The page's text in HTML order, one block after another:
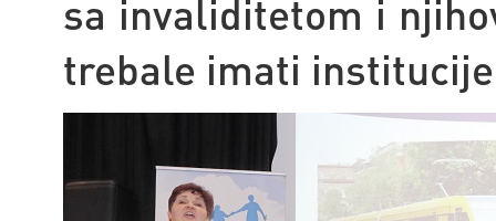
sa invaliditetom i
trebale imati